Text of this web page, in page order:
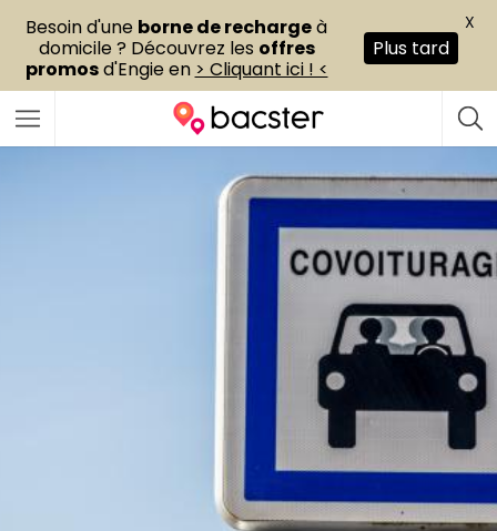
Besoin d'une borne de rechargeà
domicile ? Découvrez les offres
promosd'Engie en > Cliquant ici ! <
Plus tard
X